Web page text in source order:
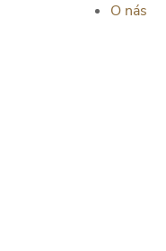
O nás